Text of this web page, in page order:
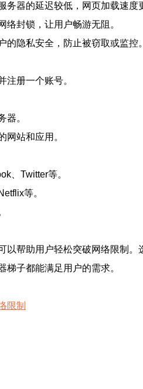
器的延迟较低，网页加载速度
络封锁，让用户畅游无阻。
隐私安全，防止被窃取或监控。
注册一个账号。
器。
网站和应用。
、Twitter等。
等。
以帮助用户轻松突破网络限制
子都能满足用户的需求。
限制